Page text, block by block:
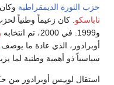
حزب الثورة الديمقراطية وكان
تاباسكو
و1999. في 2000، تم انتخابه
أوبرادور، الذي عادة ما يوصف
سياسياً ذو أهمية وطنية لما